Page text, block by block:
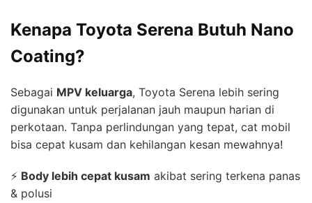
Kenapa Toyota Serena Butuh Nano
Coating?
Sebagai MPV keluarga, Toyota Serena lebih sering
digunakan untuk perjalanan jauh maupun harian di
perkotaan. Tanpa perlindungan yang tepat, cat mobil
bisa cepat kusam dan kehilangan kesan mewahnya!
⚡ Body lebih cepat kusam akibat sering terkena panas
& polusi